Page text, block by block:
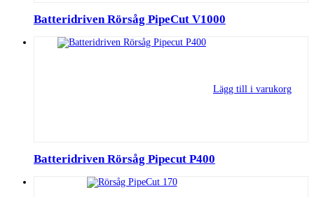
Batteridriven Rörsåg PipeCut V1000
Lägg till i varukorg
Batteridriven Rörsåg Pipecut P400